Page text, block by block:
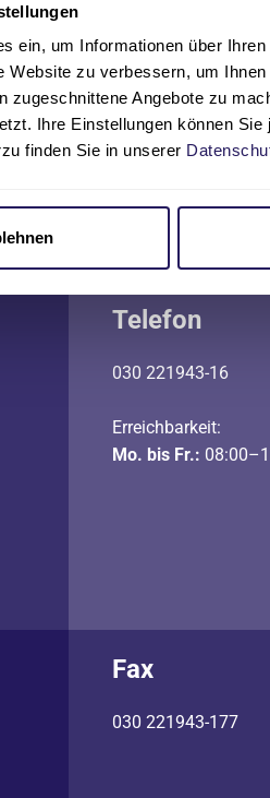
ein, um Informationen über
Website zu verbessern, um
zugeschnittene Angebote zu
Ihre Einstellungen können
finden Sie in unserer
Telefon
030 221943-16
Erreichbarkeit:
Mo. bis Fr.:
Fax
030 221943-177